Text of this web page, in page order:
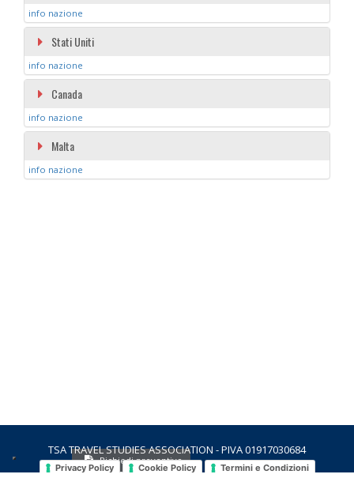
info nazione
Stati Uniti
info nazione
Canada
info nazione
Malta
info nazione
Richiedi preventivo
TSA TRAVEL STUDIES ASSOCIATION - PIVA 01917030684
Privacy Policy Cookie Policy Termini e Condizioni